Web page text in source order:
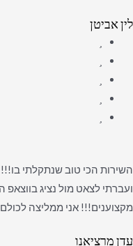
לין אביטן
השירות הכי טוב שנתקלתי
ועברתי לצאט מול נציג
מקצוענים!!! אני ממליצה
עדן מרציאנו